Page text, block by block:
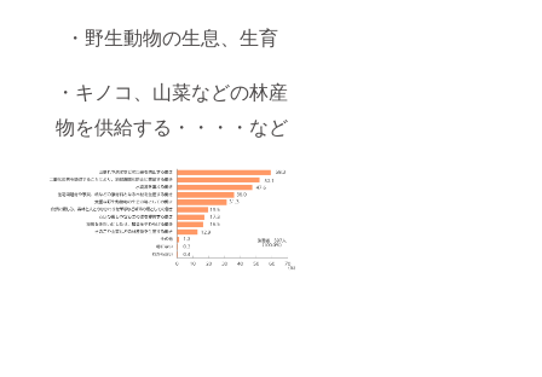
・野生動物の生息、生育
・キノコ、山菜などの林産
物を供給する・・・・など